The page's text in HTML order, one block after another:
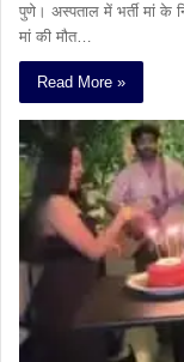
पुणे। अस्पताल में भर्ती मां के
मां की मौत…
Read More »